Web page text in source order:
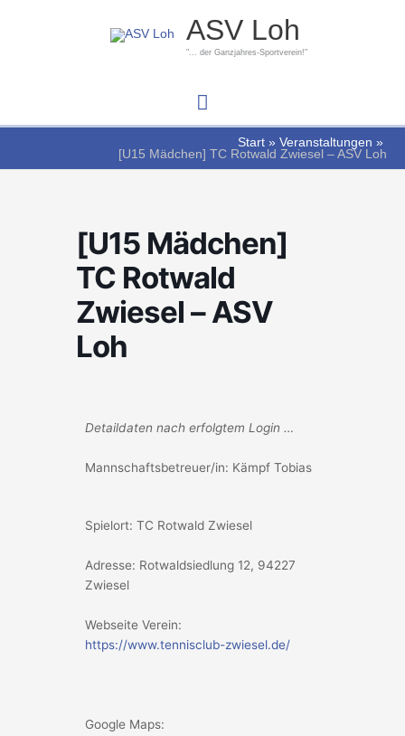
ASV Loh
"... der Ganzjahres-Sportverein!"
Hauptmenü
Start
Veranstaltungen
[U15 Mädchen] TC Rotwald Zwiesel – ASV Loh
[U15 Mädchen]
TC Rotwald
Zwiesel – ASV
Loh
Detaildaten nach erfolgtem Login …
Mannschaftsbetreuer/in: Kämpf Tobias
Spielort: TC Rotwald Zwiesel
Adresse: Rotwaldsiedlung 12, 94227
Zwiesel
Webseite Verein:
https://www.tennisclub-zwiesel.de/
Google Maps: